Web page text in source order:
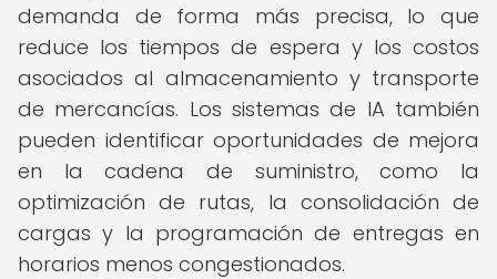
demanda de forma más precisa, lo que
reduce los tiempos de espera y los costos
asociados al almacenamiento y transporte
de mercancías. Los sistemas de IA también
pueden identificar oportunidades de mejora
en la cadena de suministro, como la
optimización de rutas, la consolidación de
cargas y la programación de entregas en
horarios menos congestionados.